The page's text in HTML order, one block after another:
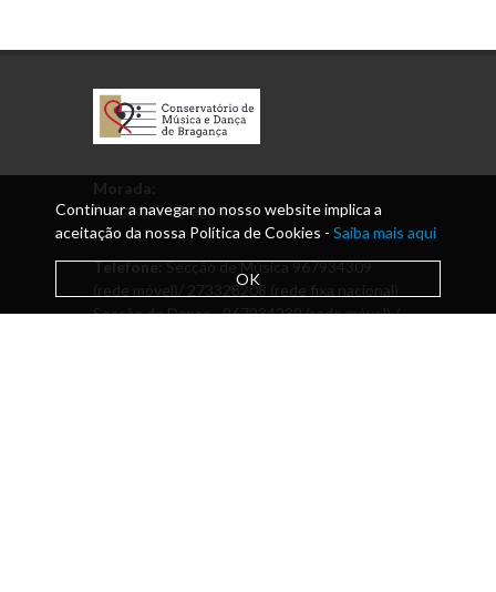
Morada:
Praça da Sé Bragança
Telefone:Secção de Música 967934309
(rede móvel)/ 273328208 (rede fixa nacional)
Secção de Dança - 967934239 (rede móvel) /
Continuar a navegar no nosso website implica a
aceitação da nossa Política de Cookies - Saiba mais aqui
OK